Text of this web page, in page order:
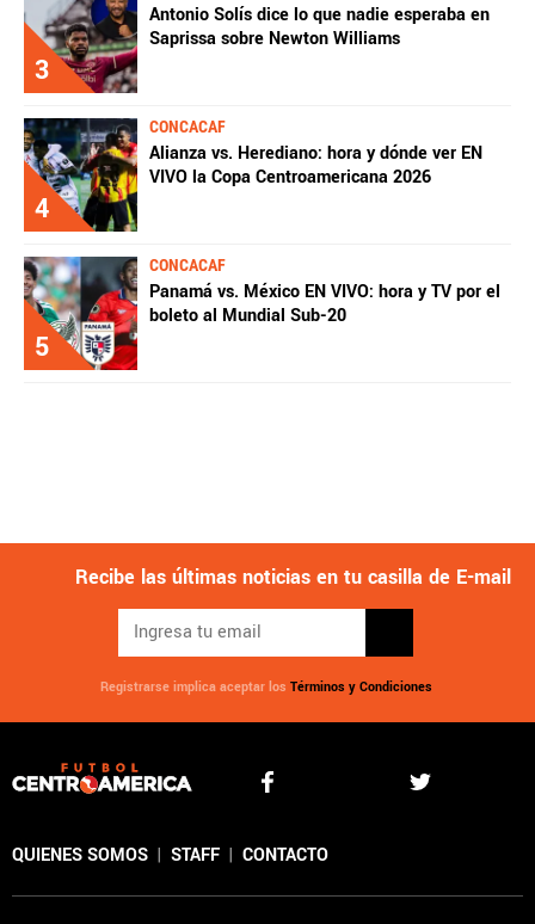
3
Antonio Solís dice lo que nadie esperaba en
Saprissa sobre Newton Williams
4
CONCACAF
Alianza vs. Herediano: hora y dónde ver EN
VIVO la Copa Centroamericana 2026
5
CONCACAF
Panamá vs. México EN VIVO: hora y TV por el
boleto al Mundial Sub-20
Recibe las últimas noticias en tu casilla de E-mail
Registrarse implica aceptar los Términos y Condiciones
QUIENES SOMOS | STAFF | CONTACTO